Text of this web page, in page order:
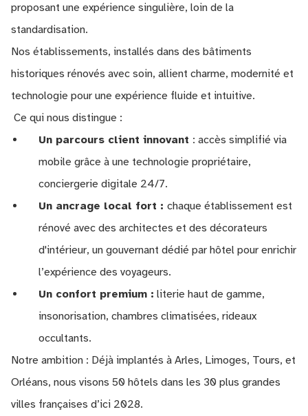
proposant une expérience singulière, loin de la
standardisation.
Nos établissements, installés dans des bâtiments
historiques rénovés avec soin, allient charme, modernité et
technologie pour une expérience fluide et intuitive.
Ce qui nous distingue :
Un parcours client innovant : accès simplifié via
mobile grâce à une technologie propriétaire,
conciergerie digitale 24/7.
Un ancrage local fort : chaque établissement est
rénové avec des architectes et des décorateurs
d'intérieur, un gouvernant dédié par hôtel pour enrichir
l’expérience des voyageurs.
Un confort premium : literie haut de gamme,
insonorisation, chambres climatisées, rideaux
occultants.
Notre ambition : Déjà implantés à Arles, Limoges, Tours, et
Orléans, nous visons 50 hôtels dans les 30 plus grandes
villes françaises d’ici 2028.